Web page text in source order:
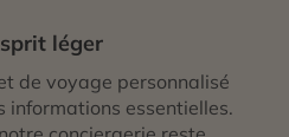
léger
de voyage personnalisé
informations essentielles.